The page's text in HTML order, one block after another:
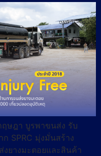
ษฎา บูรพาขนส่ง รับ
ก SPRC มุ่งมั่นสร้าง
ยางมะตอยและสินค้า